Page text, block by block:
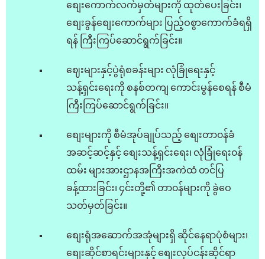
စျေးကောက်လက်မှတ်များကို ထုတ်ပေးခြင်း၊
စျေးခွန်စျေးကောက်များ ပြည့်ဝစွာကောက်ခံရရှိ
ရန် ကြီးကြပ်ဆောင်ရွက်ခြင်း။
ဈေးများနှင့်ပွဲရုံစခန်းများ လုံခြုံ‌ရေးနှင့်
သန့်ရှင်း‌ရေးကို စနစ်တကျ ကောင်းမွန်‌စေရန် စီမံ
ကြီးကြပ်‌ဆောင်ရွက်ခြင်း။
စျေးများကို စီမံအုပ်ချုပ်သည့် စျေးတာ၀န်ခံ
အဆင့်ဆင့်နှင့် စျေးသန့်ရှင်း​ရေး၊ လုံခြုံရေး၀န်
ထမ်း များအားဌာနအကြီးအကဲထံ တင်ပြ
ခန့်ထားခြင်း၊ ၄င်းတို့၏ တာ၀န်များကို ခွဲ​​​ဝေ
သတ်မှတ်ခြင်း။
စျေးရုံအဆောက်အအုံများရှိ ဆိုင်နေရာပုံစံများ၊
စျေးဆိုင်စာရင်းများနှင့် စျေးလုပ်ငန်းဆိုင်ရာ